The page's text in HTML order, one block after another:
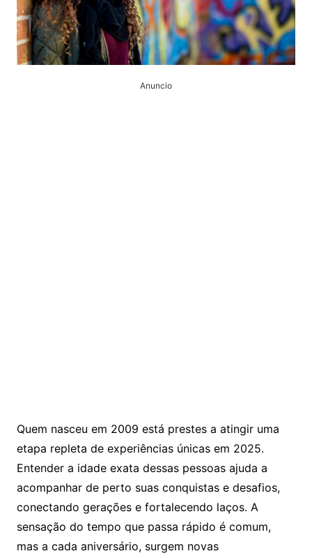
Anuncio
Quem nasceu em 2009 está prestes a atingir uma
etapa repleta de experiências únicas em 2025.
Entender a idade exata dessas pessoas ajuda a
acompanhar de perto suas conquistas e desafios,
conectando gerações e fortalecendo laços. A
sensação do tempo que passa rápido é comum,
mas a cada aniversário, surgem novas